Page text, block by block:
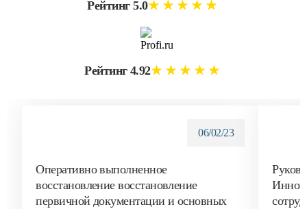
Рейтинг 5.0★★★★★
Рейтинг 4.92★★★★★
06/02/23
Оперативно выполненное
восстановление восстановление
первичной документации и основных